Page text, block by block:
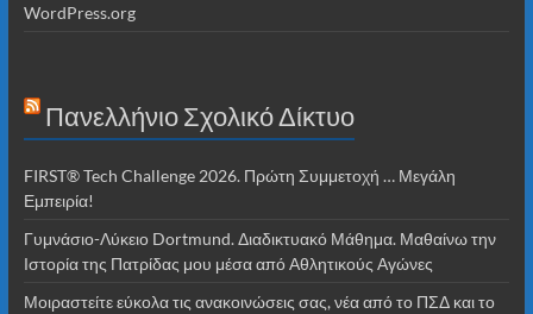
WordPress.org
Πανελλήνιο Σχολικό Δίκτυο
FIRST® Tech Challenge 2026. Πρώτη Συμμετοχή … Μεγάλη
Εμπειρία!
Γυμνάσιο-Λύκειο Dortmund. Διαδικτυακό Μάθημα. Μαθαίνω την
Ιστορία της Πατρίδας μου μέσα από Αθλητικούς Αγώνες
Μοιραστείτε εύκολα τις ανακοινώσεις σας, νέα από το ΠΣΔ και το